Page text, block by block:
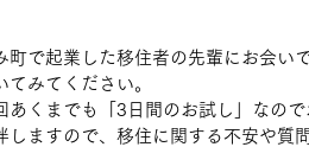
で起業した移住者の先輩にお会い
みてください。
くまでも「3日間のお試し」なの
ますので、移住に関する不安や質